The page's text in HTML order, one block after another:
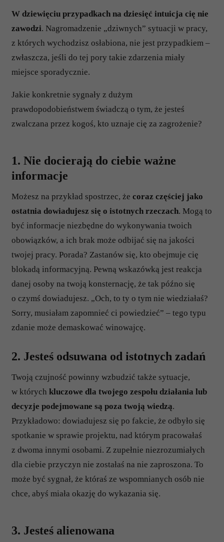
W dziewięciu przypadkach na dziesięć intuicja cię nie
zawodzi. Nagromadzenie „dziwnych” sytuacji w pracy,
z których wychodzisz osłabiona, nie jest przypadkiem –
zwłaszcza, jeśli do tej pory takie zdarzenia miały
miejsce sporadycznie.
Jakie konkretnie sygnały z dużym
prawdopodobieństwem świadczą o tym, że jesteś
zwalczana przez kogoś, kto uznaje cię za zagrożenie?
1. Nie docierają do ciebie ważne
informacje
Możesz na przykład spostrzec, że coraz częściej jako
ostatnia dowiadujesz się o istotnych rzeczach. Mogą to
być informacje niezbędne do wykonywania twoich
obowiązków, a ich brak może odbijać się na jakości
twojej pracy. Porada? Zastanów się, kto obejmuje cię
blokadą informacyjną. Pewną wskazówką jest reakcja
danej osoby na twoją konsternację, że tak późno się
o czymś dowiadujesz. „Och, to ty o tym nie wiedziałaś?
Sorry, musiałam zapomnieć ci powiedzieć” – tego typu
zdanie może demaskować winowajcę.
2. Jesteś odsuwana od istotnych zadań
Twoją czujność powinny wzbudzić także sytuacje,
w których kluczowe dla twojego zespołu działania lub
decyzje podejmowane są poza twoją wiedzą.
Przykładowo: dowiadujesz się po fakcie, że odbyło się
spotkanie w sprawie projektu, nad którym pracowałaś
z dwoma innymi osobami. Z zupełnie niezrozumiałych
dla ciebie przyczyn nie zostałaś na nie zaproszona. To
może być sygnał, że któraś ze wspomnianych osób nie
chce, abyś miała okazję do wykazania się.
3. Jesteś alienowana